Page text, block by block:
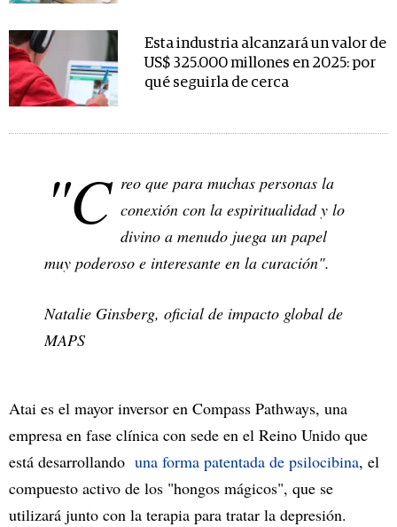
Esta industria alcanzará un valor de
US$ 325.000 millones en 2025: por
qué seguirla de cerca
"C reo que para muchas personas la
conexión con la espiritualidad y lo
divino a menudo juega un papel
muy poderoso e interesante en la curación".
Natalie Ginsberg, oficial de impacto global de
MAPS
Atai es el mayor inversor en Compass Pathways, una
empresa en fase clínica con sede en el Reino Unido que
está desarrollando una forma patentada de psilocibina, el
compuesto activo de los "hongos mágicos", que se
utilizará junto con la terapia para tratar la depresión.